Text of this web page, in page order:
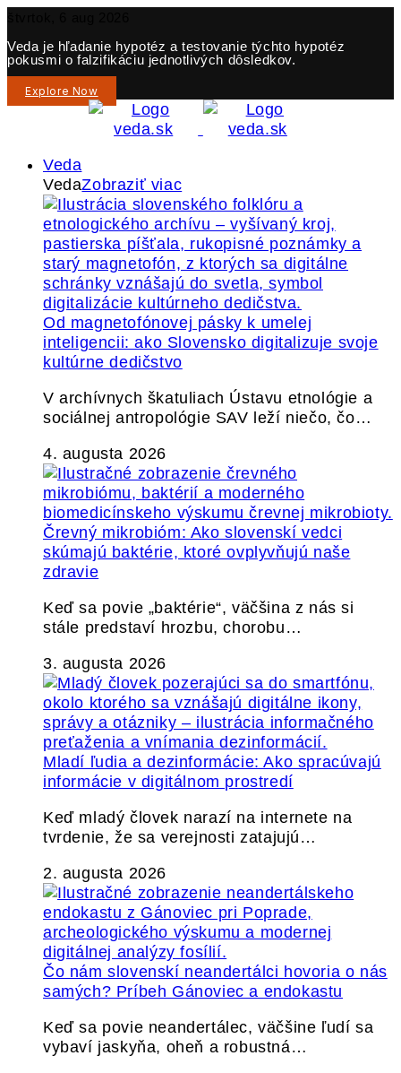
Veda je hľadanie hypotéz a testovanie týchto hypotéz
pokusmi o falzifikáciu jednotlivých dôsledkov.
Explore Now
Veda
VedaZobraziť viac
Od magnetofónovej pásky k umelej
inteligencii: ako Slovensko digitalizuje svoje
kultúrne dedičstvo
V archívnych škatuliach Ústavu etnológie a
sociálnej antropológie SAV leží niečo, čo…
4. augusta 2026
Črevný mikrobióm: Ako slovenskí vedci
skúmajú baktérie, ktoré ovplyvňujú naše
zdravie
Keď sa povie „baktérie“, väčšina z nás si
stále predstaví hrozbu, chorobu…
3. augusta 2026
Mladí ľudia a dezinformácie: Ako spracúvajú
informácie v digitálnom prostredí
Keď mladý človek narazí na internete na
tvrdenie, že sa verejnosti zatajujú…
2. augusta 2026
Čo nám slovenskí neandertálci hovoria o nás
samých? Príbeh Gánoviec a endokastu
Keď sa povie neandertálec, väčšine ľudí sa
vybaví jaskyňa, oheň a robustná…